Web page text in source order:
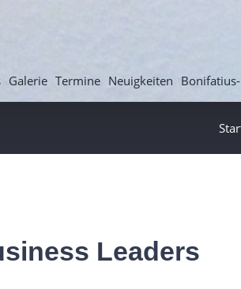
Galerie Termine Neuigkeiten
Leaders